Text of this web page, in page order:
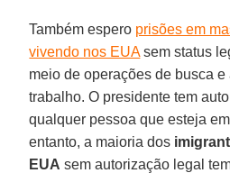
Também espero prisões em
vivendo nos EUAsem status
meio de operações de busca
trabalho. O presidente tem
qualquer pessoa que esteja
entanto, a maioria dos
EUA sem autorização legal